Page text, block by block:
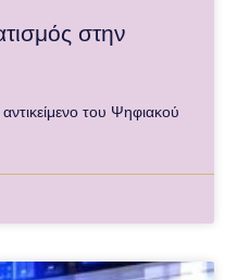
στην
του Ψηφιακού